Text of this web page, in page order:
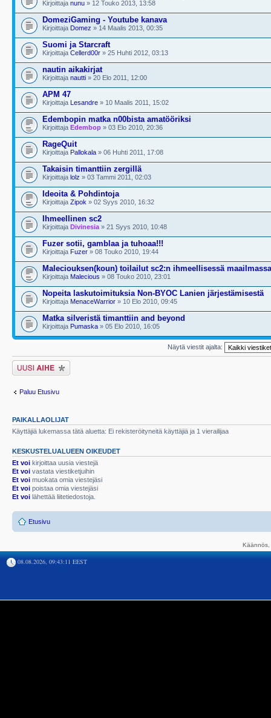
Kirjoittaja nunu » 12 Touko 2013, 13:58
DomeziGaming - Youtube kanava
Kirjoittaja Domez » 14 Maalis 2013, 00:35
Suomi ja Starcraft
Kirjoittaja Cellerd00r » 25 Huhti 2012, 03:13
nautin aikakirjat
Kirjoittaja nautti » 20 Elo 2011, 12:00
APM 47
Kirjoittaja Lesandre » 10 Maalis 2011, 15:02
Edembopin matka n00bista amatööriksi
Kirjoittaja Edembop » 03 Elo 2010, 20:36
RageQuit
Kirjoittaja Pallokala » 06 Huhti 2011, 17:08
Takaisin timanttiin zergillä
Kirjoittaja lolz » 03 Tammi 2011, 02:03
Ideoita & Pohdintoja
Kirjoittaja Zipok » 02 Syys 2010, 16:32
Ihmeellinen sc2
Kirjoittaja Divinesia » 21 Syys 2010, 10:48
Fuzer sotii, gamblaa ja tuhoaa!!!
Kirjoittaja Fuzer » 08 Touko 2010, 19:44
Maleciouksen(koun) toilailut sc2:n ihmeellisessä maailmassa
Kirjoittaja Malecious » 08 Touko 2010, 23:01
Nopeita laskutoimituksia Non-BYOC Lanien järjestämisestä
Kirjoittaja MenaceWarrior » 10 Elo 2010, 09:45
Matka silveristä timanttiin and beyond
Kirjoittaja Pumaska » 05 Elo 2010, 16:05
Näytä viestit ajalta:
Lähetä uusi viesti
Paluu Etusivu
PAIKALLAOLIJAT
Käyttäjiä lukemassa tätä aluetta: Ei rekisteröityneitä käyttäjiä ja 1 vierailijaa
KESKUSTELUALUEEN OIKEUDET
Et voi kirjoittaa uusia viestejä
Et voi vastata viestiketjuihin
Et voi muokata omia viestejäsi
Et voi poistaa omia viestejäsi
Et voi lähettää liitetiedostoja.
Etusivu
08.08.2026, 09:43:11 EEST